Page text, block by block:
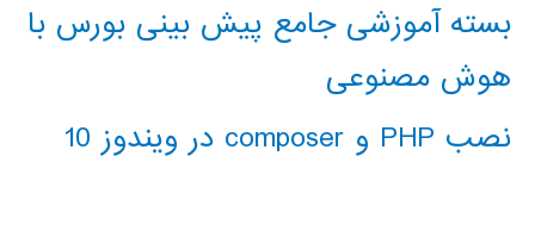
بسته آموزشی جامع پیش بینی بورس با
هوش مصنوعی
نصب PHP و composer در ویندوز 10